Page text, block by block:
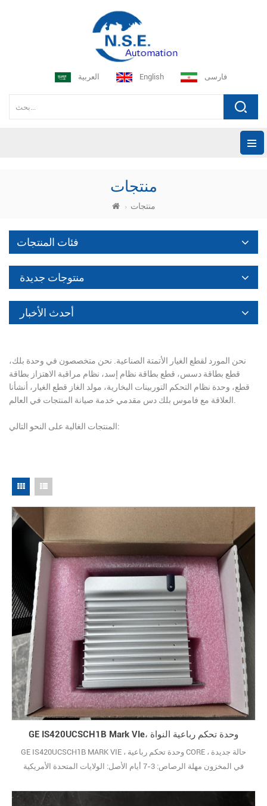
العربية English فارسی
منتجات
منتجات
فئات المنتجات
منتوجات جديدة
أحدث الأخبار
نحن المورد لقطع الغيار الأتمتة الصناعية. نحن متخصصون في وحدة بلك،
قطع بطاقة دسس، قطع بطاقة نظام إسد، نظام مراقبة الاهتزاز بطاقة
قطع، وحدة نظام التحكم التوربينات البخارية، مولد الغاز قطع الغيار، أنشأنا
المنتجات الغالبة على النحو التالي:
GE IS420UCSCH1B Mark VIe، وحدة تحكم رباعية النواة
GE IS420UCSCH1B MARK VIE ، وحدة تحكم رباعية CORE حالة جديدة ،
في المخزون مهلة الرصاص: 3-7 أيام الأصل: الولايات المتحدة الأمريكية